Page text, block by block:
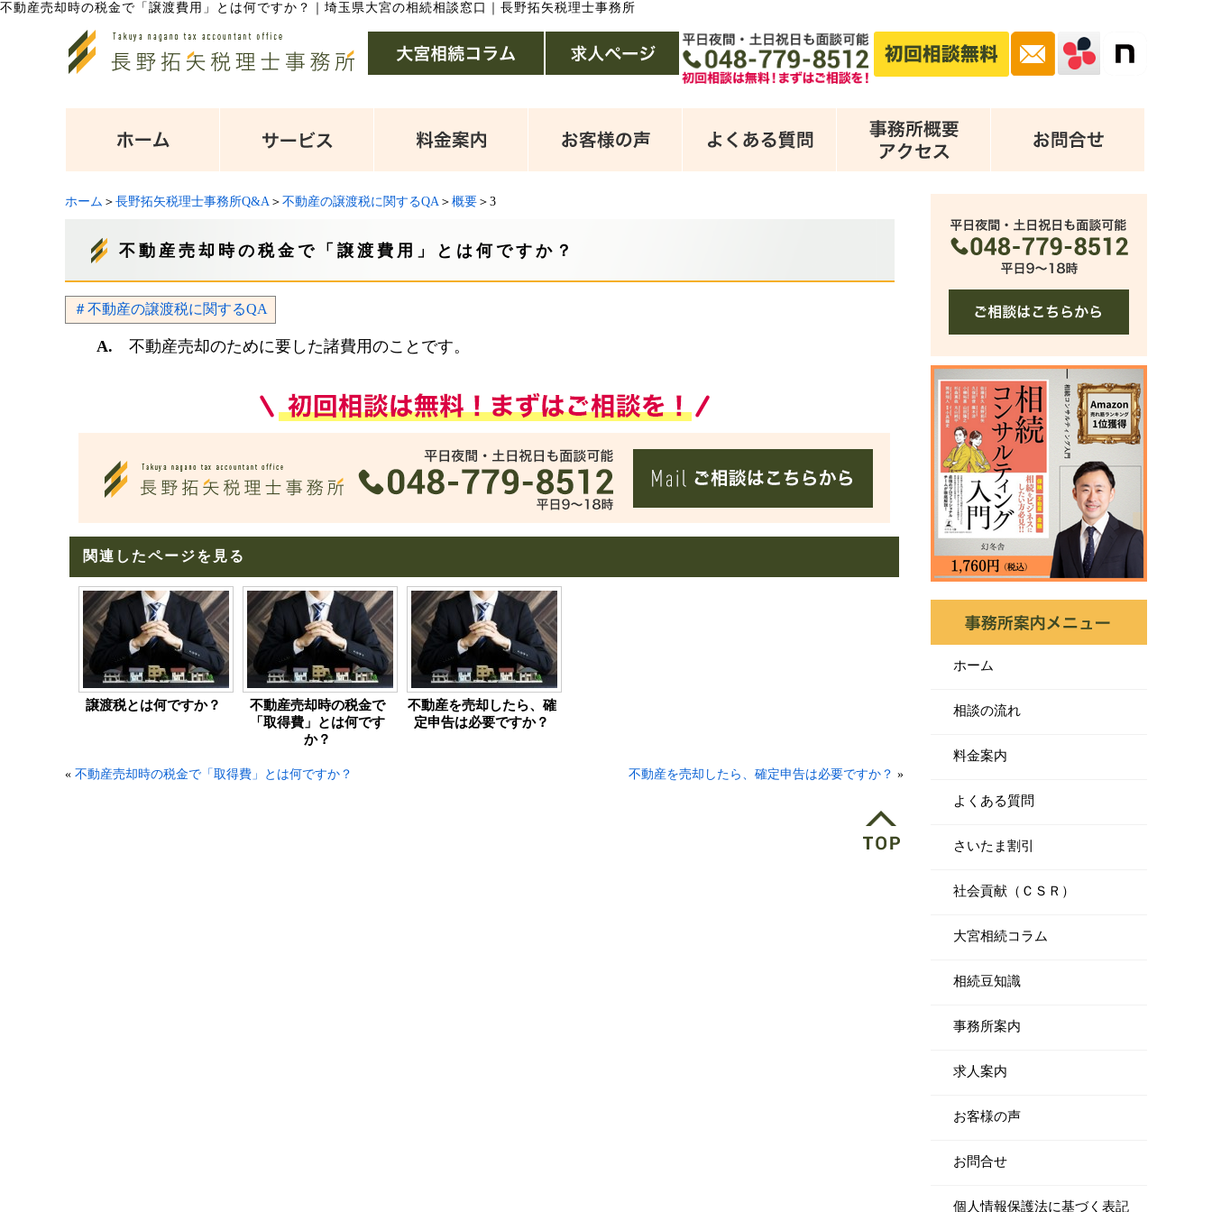
不動産売却時の税金で「譲渡費用」とは何ですか？ 埼玉県大宮の相続相談窓口｜長野拓矢税理士事務所
ホーム ＞ 長野拓矢税理士事務所Q&A ＞ 不動産の譲渡税に関するQA ＞ 概要 ＞3
不動産売却時の税金で「譲渡費用」とは何ですか？
＃不動産の譲渡税に関するQA
A. 不動産売却のために要した諸費用のことです。
関連したページを見る
譲渡税とは何ですか？
不動産売却時の税金で
「取得費」とは何です
か？
不動産を売却したら、確
定申告は必要ですか？
« 不動産売却時の税金で「取得費」とは何ですか？ 不動産を売却したら、確定申告は必要ですか？ »
ホーム
相談の流れ
料金案内
よくある質問
さいたま割引
社会貢献（ＣＳＲ）
大宮相続コラム
相続豆知識
事務所案内
求人案内
お客様の声
お問合せ
個人情報保護法に基づく表記